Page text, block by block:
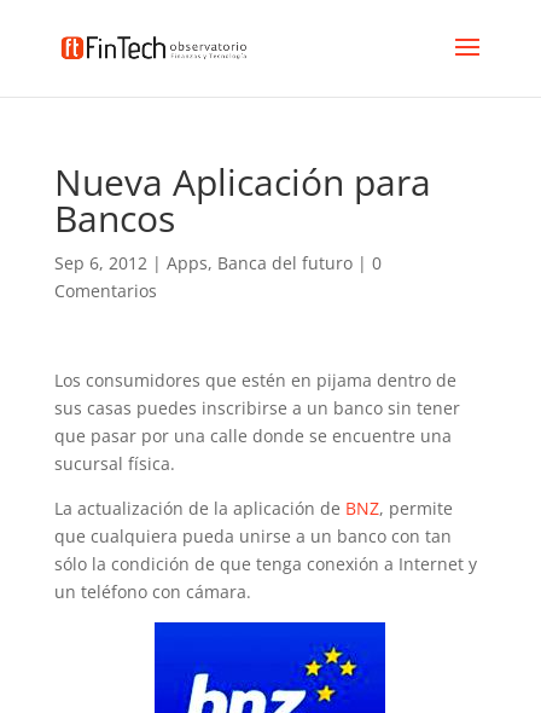
Nueva Aplicación para
Bancos
Sep 6, 2012| Apps, Banca del futuro| 0
Comentarios
Los consumidores que estén en pijama dentro de
sus casas puedes inscribirse a un banco sin tener
que pasar por una calle donde se encuentre una
sucursal física.
La actualización de la aplicación de BNZ, permite
que cualquiera pueda unirse a un banco con tan
sólo la condición de que tenga conexión a Internet y
un teléfono con cámara.